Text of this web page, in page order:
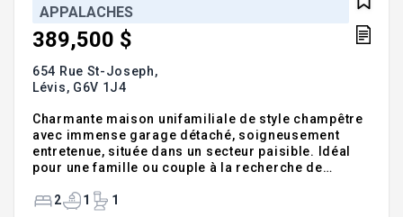
APPALACHES
389,500 $
654 Rue St-Joseph,
Lévis, G6V 1J4
Charmante maison unifamiliale de style champêtre
avec immense garage détaché, soigneusement
entretenue, située dans un secteur paisible. Idéal
pour une famille ou couple à la recherche de
caractère, luminosité et fonctionnalité. Située près
2 1 1